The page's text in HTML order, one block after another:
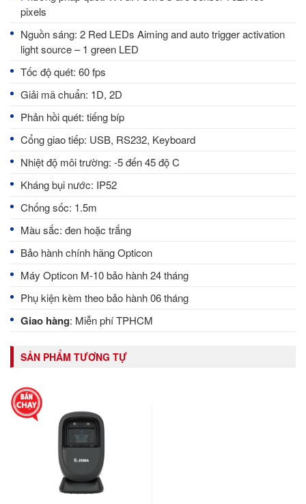
pixels
Nguồn sáng: 2 Red LEDs Aiming and auto trigger activation
light source – 1 green LED
Tốc độ quét: 60 fps
Giải mã chuẩn: 1D, 2D
Phản hồi quét: tiếng bíp
Cổng giao tiếp: USB, RS232, Keyboard
Nhiệt độ môi trường: -5 đến 45 độ C
Kháng bụi nước: IP52
Chống sốc: 1.5m
Màu sắc: đen hoặc trắng
Bảo hành chính hãng Opticon
Máy Opticon M-10 bảo hành 24 tháng
Phụ kiện kèm theo bảo hành 06 tháng
Giao hàng: Miễn phí TPHCM
SẢN PHẨM TƯƠNG TỰ